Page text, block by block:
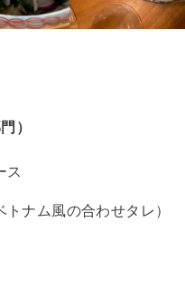
）
ス
トナム風の合わせタレ）